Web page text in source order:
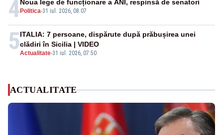
4 Politica-31 iul. 2026, 08:07
Noua lege de funcționare a ANI, respinsă de senatori
5Actualitate-31 iul. 2026, 07:50
ITALIA: 7 persoane, dispărute după prăbușirea unei
clădiri în Sicilia | VIDEO
ACTUALITATE